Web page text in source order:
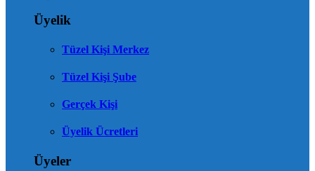
Üyelik
Tüzel Kişi Merkez
Tüzel Kişi Şube
Gerçek Kişi
Üyelik Ücretleri
Üyeler